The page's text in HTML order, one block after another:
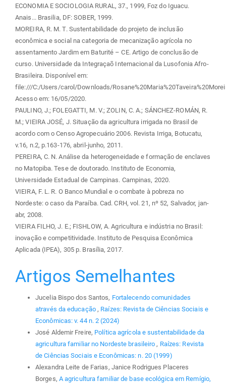
ECONOMIA E SOCIOLOGIA RURAL, 37., 1999, Foz do Iguacu.
Anais... Brasilia, DF: SOBER, 1999.
MOREIRA, R. M. T. Sustentabilidade do projeto de inclusão
econômica e social na categoria de mecanização agrícola no
assentamento Jardim em Baturité – CE. Artigo de conclusão de
curso. Universidade da Integraçaõ Internacional da Lusofonia Afro-
Brasileira. Disponível em:
file:///C:/Users/carol/Downloads/
Acesso em: 16/05/2020.
PAULINO, J.; FOLEGATTI, M. V.; ZOLIN, C. A.; SÁNCHEZ-ROMÁN, R.
M.; VIEIRA JOSÉ, J. Situação da agricultura irrigada no Brasil de
acordo com o Censo Agropecuário 2006. Revista Irriga, Botucatu,
v.16, n.2, p.163-176, abril-junho, 2011.
PEREIRA, C. N. Análise da heterogeneidade e formação de enclaves
no Matopiba. Tese de doutorado. Instituto de Economia,
Universidade Estadual de Campinas. Campinas, 2020.
VIEIRA, F. L. R. O Banco Mundial e o combate à pobreza no
Nordeste: o caso da Paraíba. Cad. CRH, vol. 21, nº 52, Salvador, jan-
abr, 2008.
VIEIRA FILHO, J. E.; FISHLOW, A. Agricultura e indústria no Brasil:
inovação e competitividade. Instituto de Pesquisa Econômica
Aplicada (IPEA), 305 p. Brasília, 2017.
Artigos Semelhantes
Jucelia Bispo dos Santos, Fortalecendo comunidades
através da educação , Raízes: Revista de Ciências Sociais e
Econômicas: v. 44 n. 2 (2024)
José Aldemir Freire, Política agrícola e sustentabilidade da
agricultura familiar no Nordeste brasileiro , Raízes: Revista
de Ciências Sociais e Econômicas: n. 20 (1999)
Alexandra Leite de Farias, Janice Rodrigues Placeres
Borges, A agricultura familiar de base ecológica em Remígio,